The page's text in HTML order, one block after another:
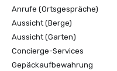
Anrufe (Ortsgespräche)
Aussicht (Berge)
Aussicht (Garten)
Concierge-Services
Gepäckaufbewahrung